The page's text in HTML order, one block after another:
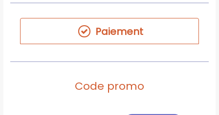
Paiement
Code promo